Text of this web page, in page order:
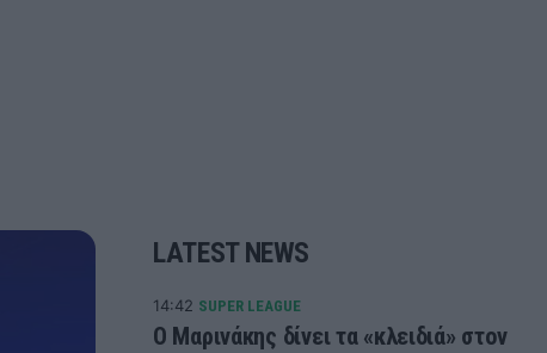
LATEST NEWS
14:42 SUPER LEAGUE
Ο Μαρινάκης δίνει τα «κλειδιά» στον